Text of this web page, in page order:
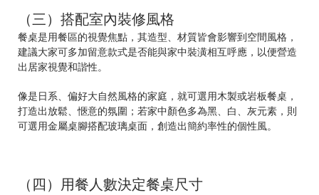
（三）搭配室內裝修風格
餐桌是用餐區的視覺焦點，其造型、材質皆會影響到空間風格，
建議大家可多加留意款式是否能與家中裝潢相互呼應，以便營造
出居家視覺和諧性。
像是日系、偏好大自然風格的家庭，就可選用木製或岩板餐桌，
打造出放鬆、愜意的氛圍；若家中顏色多為黑、白、灰元素，則
可選用金屬桌腳搭配玻璃桌面，創造出簡約率性的個性風。
（四）用餐人數決定餐桌尺寸